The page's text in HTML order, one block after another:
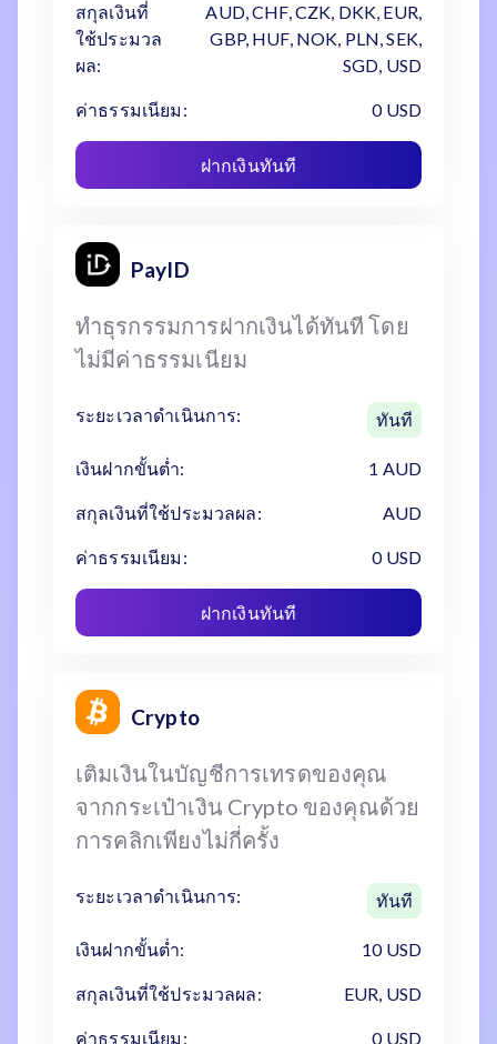
สกุลเงินที่
ใช้ประมวล
ผล:
AUD, CHF, CZK, DKK, EUR,
GBP, HUF, NOK, PLN, SEK,
SGD, USD
ค่าธรรมเนียม: 0 USD
ฝากเงินทันที
PayID
ทำธุรกรรมการฝากเงินได้ทันที โดย
ไม่มีค่าธรรมเนียม
ระยะเวลาดำเนินการ: ทันที
เงินฝากขั้นต่ำ: 1 AUD
สกุลเงินที่ใช้ประมวลผล: AUD
ค่าธรรมเนียม: 0 USD
ฝากเงินทันที
Crypto
เติมเงินในบัญชีการเทรดของคุณ
จากกระเป๋าเงิน Crypto ของคุณด้วย
การคลิกเพียงไม่กี่ครั้ง
ระยะเวลาดำเนินการ: ทันที
เงินฝากขั้นต่ำ: 10 USD
สกุลเงินที่ใช้ประมวลผล: EUR, USD
ค่าธรรมเนียม: 0 USD